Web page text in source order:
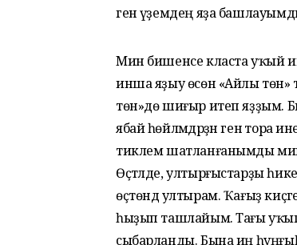
генә үҙемдең яҙа
Мин бишенсе класта уҡый
инша яҙыу өсөн «Айлы төн»
төн»дө шиғыр итеп яҙҙым.
ябай һөйләмдәрҙән генә тора
тиклем шатланғанымды мин
Өҫтәлде, ултырғыстарҙы
өҫтөндә ултырам. Ҡағыҙ
һыҙып ташлайым. Тағы уҡып
сыбарланды. Бына иң